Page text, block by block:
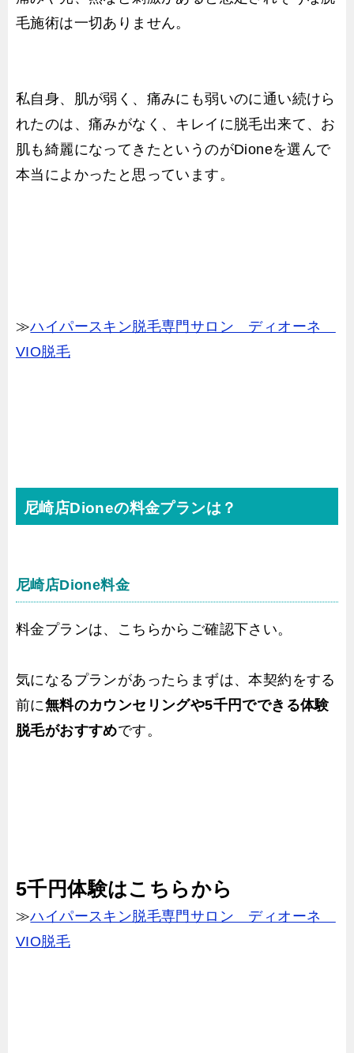
毛施術は一切ありません。
私自身、肌が弱く、痛みにも弱いのに通い続けら
れたのは、痛みがなく、キレイに脱毛出来て、お
肌も綺麗になってきたというのがDioneを選んで
本当によかったと思っています。
≫ハイパースキン脱毛専門サロン ディオーネ
VIO脱毛
尼崎店Dioneの料金プランは？
尼崎店Dione料金
料金プランは、こちらからご確認下さい。
気になるプランがあったらまずは、本契約をする
前に無料のカウンセリングや5千円でできる体験
脱毛がおすすめです。
5千円体験はこちらから
≫ハイパースキン脱毛専門サロン ディオーネ
VIO脱毛